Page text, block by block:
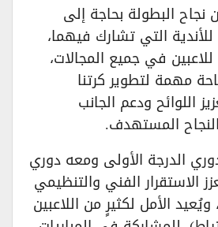
نجاح البطولة بحاجة إلى
التي تشارك فيهما،
في جميع المجالات،
مهمة لتطوير كرتنا
اللوائح ودعم الجانب
المستهدف.
الدرجة الأولى ومعه دوري
الاستقرار الفني والتنظيمي
الأمل لكثيرٍ من اللاعبين